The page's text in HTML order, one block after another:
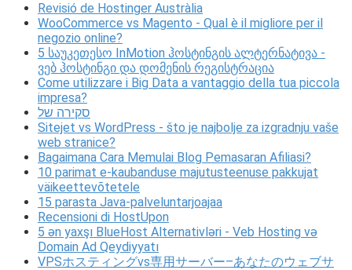
Revisió de Hostinger Austràlia
WooCommerce vs Magento - Qual è il migliore per il
negozio online?
5 საუკეთესო InMotion ჰოსტინგის ალტერნატივა -
ვებ ჰოსტინგი და დომენის რეგისტრაცია
Come utilizzare i Big Data a vantaggio della tua piccola
impresa?
סקירה של
Sitejet vs WordPress - što je najbolje za izgradnju vaše
web stranice?
Bagaimana Cara Memulai Blog Pemasaran Afiliasi?
10 parimat e-kaubanduse majutusteenuse pakkujat
väikeettevõtetele
15 parasta Java-palveluntarjoajaa
Recensioni di HostUpon
5 ən yaxşı BlueHost Alternativləri - Veb Hosting və
Domain Ad Qeydiyyatı
VPSホスティングvs専用サーバー–あなたのウェブサ